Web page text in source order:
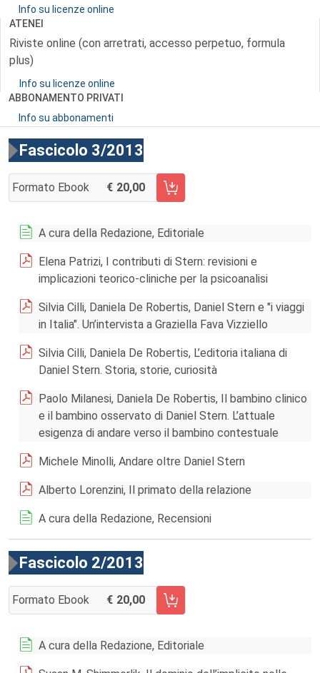
Info su licenze online
ATENEI
Riviste online (con arretrati, accesso perpetuo, formula
plus)
Info su licenze online
ABBONAMENTO PRIVATI
Info su abbonamenti
Fascicolo 3/2013
Formato Ebook 20,00
AGGIUNGI AL CARRELLO FASCICOLO 3/2013
A cura della Redazione, Editoriale
Elena Patrizi, I contributi di Stern: revisioni e
implicazioni teorico-cliniche per la psicoanalisi
Silvia Cilli, Daniela De Robertis, Daniel Stern e "i viaggi
in Italia". Un’intervista a Graziella Fava Vizziello
Silvia Cilli, Daniela De Robertis, L’editoria italiana di
Daniel Stern. Storia, storie, curiosità
Paolo Milanesi, Daniela De Robertis, Il bambino clinico
e il bambino osservato di Daniel Stern. L’attuale
esigenza di andare verso il bambino contestuale
Michele Minolli, Andare oltre Daniel Stern
Alberto Lorenzini, Il primato della relazione
A cura della Redazione, Recensioni
Fascicolo 2/2013
Formato Ebook 20,00
AGGIUNGI AL CARRELLO FASCICOLO 2/2013
A cura della Redazione, Editoriale